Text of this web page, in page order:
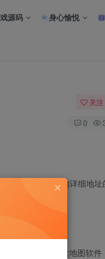
源码 身心愉悦
关注
0
段通过骗子ip查询详细地
4.一张纸 5.谷歌地图软件